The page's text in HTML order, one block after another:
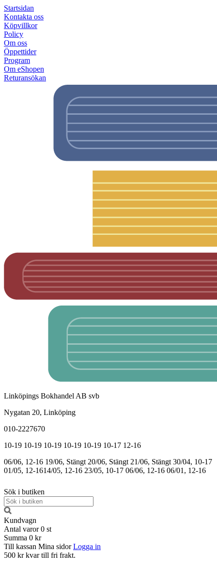
Startsidan
Kontakta oss
Köpvillkor
Policy
Om oss
Öppettider
Program
Om eShopen
Returansökan
Linköpings Bokhandel AB svb
Nygatan 20, Linköping
010-2227670
10-19 10-19 10-19 10-19 10-19 10-17 12-16
06/06, 12-16 19/06, Stängt 20/06, Stängt 21/06, Stängt 30/04, 10-17
01/05, 12-1614/05, 12-16 23/05, 10-17 06/06, 12-16 06/01, 12-16
Sök i butiken
Kundvagn
Antal varor 0 st
Summa 0 kr
Till kassan Mina sidor Logga in
500 kr kvar till fri frakt.